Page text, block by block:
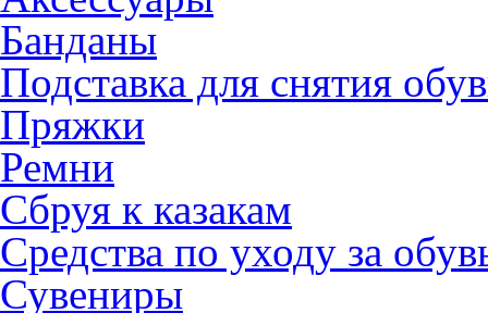
Банданы
Подставка для снятия
Пряжки
Ремни
Сбруя к казакам
Средства по уходу за
Сувениры